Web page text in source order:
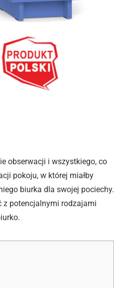
obserwacji i wszystkiego, co
pokoju, w której miałby
biurka dla swojej pociechy.
z potencjalnymi rodzajami